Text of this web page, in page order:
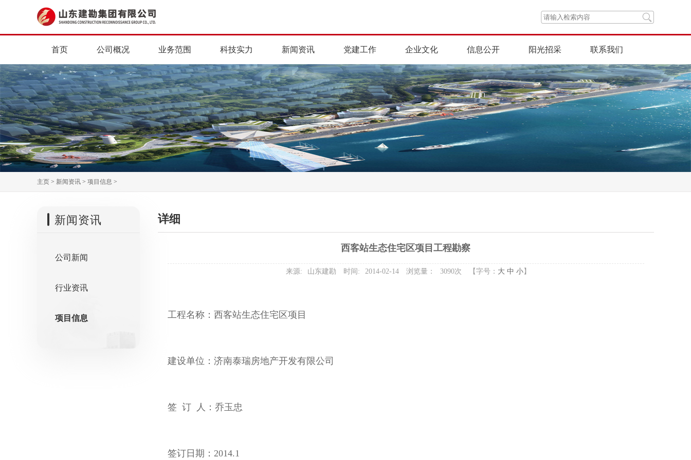
首页 公司概况 业务范围 科技实力 新闻资讯 党建工作 企业文化 信息公开 阳光招采 联系我们
主页 > 新闻资讯 > 项目信息 >
新闻资讯
公司新闻
行业资讯
项目信息
详细
西客站生态住宅区项目工程勘察
来源: 山东建勘 时间: 2014-02-14 浏览量： 3090次 【字号： 大 中 小 】
工程名称：西客站生态住宅区项目
建设单位：济南泰瑞房地产开发有限公司
签 订 人：乔玉忠
签订日期：2014.1